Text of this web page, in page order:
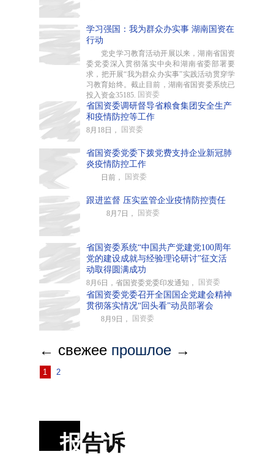
学习强国：我为群众办实事 湖南国资在
行动
党史学习教育活动开展以来，湖南省国资
委党委深入贯彻落实中央和湖南省委部署要
求，把开展“我为群众办实事”实践活动贯穿学
习教育始终。截止目前，湖南省国资委系统已
投入资金35185. 国资委
省国资委调研督导省粮食集团安全生产
和疫情防控等工作
8月18日， 国资委
省国资委党委下拨党费支持企业新冠肺
炎疫情防控工作
日前， 国资委
跟进监督 压实监管企业疫情防控责任
8月7日， 国资委
省国资委系统“中国共产党建党100周年
党的建设成就与经验理论研讨”征文活
动取得圆满成功
8月6日，省国资委党委印发通知， 国资委
省国资委党委召开全国国企党建会精神
贯彻落实情况“回头看”动员部署会
8月9日， 国资委
← свежее прошлое →
1 2
报告诉